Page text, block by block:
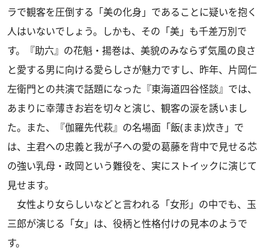
ラで観客を圧倒する「美の化身」であることに疑いを抱く
人はいないでしょう。しかも、その「美」も千差万別で
す。『助六』の花魁・揚巻は、美貌のみならず気風の良さ
と愛する男に向ける愛らしさが魅力ですし、昨年、片岡仁
左衛門との共演で話題になった『東海道四谷怪談』では、
あまりに幸薄きお岩を切々と演じ、観客の涙を誘いまし
た。また、『伽羅先代萩』の名場面「飯(まま)炊き」で
は、主君への忠義と我が子への愛の葛藤を背中で見せる芯
の強い乳母・政岡という難役を、実にストイックに演じて
見せます。
女性より女らしいなどと言われる「女形」の中でも、玉
三郎が演じる「女」は、役柄と性格付けの見本のようで
す。